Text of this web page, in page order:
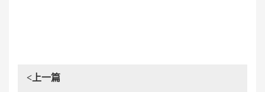
<上一篇